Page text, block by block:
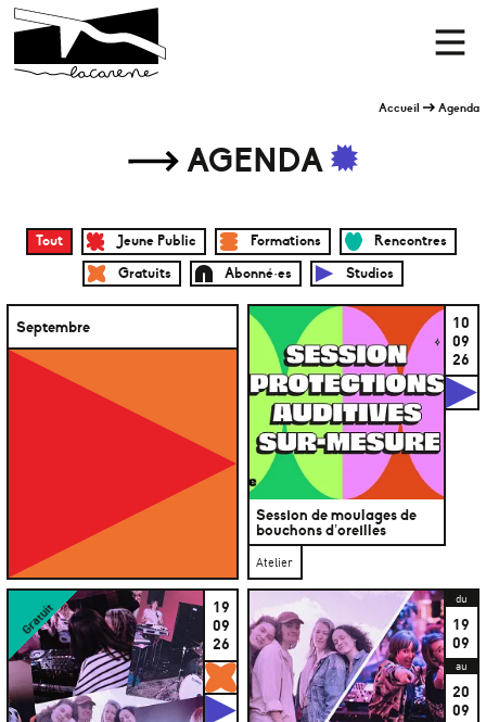
Panneau de gestion des cookies
Accueil
Menu
Accueil Agenda
AGENDA
Tout Jeune Public Formations
Rencontres
Gratuits
Abonné·es Studios
Septembre
Session de moulages de
bouchons d’oreilles
10
09
26
Atelier
Gratuit
19
09
26
Gratuits
Studios
du
19
09
au
20
09